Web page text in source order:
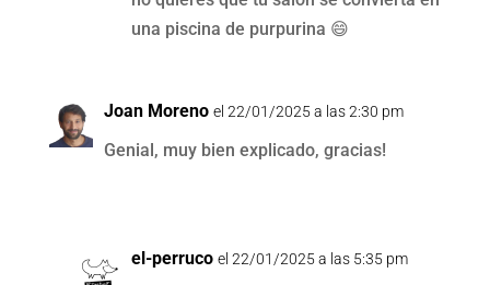
una piscina de purpurina 😄
Joan Moreno el 22/01/2025 a las 2:30 pm
Genial, muy bien explicado, gracias!
el-perruco el 22/01/2025 a las 5:35 pm